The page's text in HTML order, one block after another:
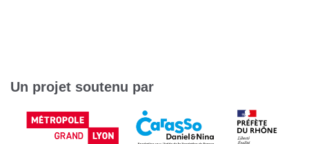
Un projet soutenu par